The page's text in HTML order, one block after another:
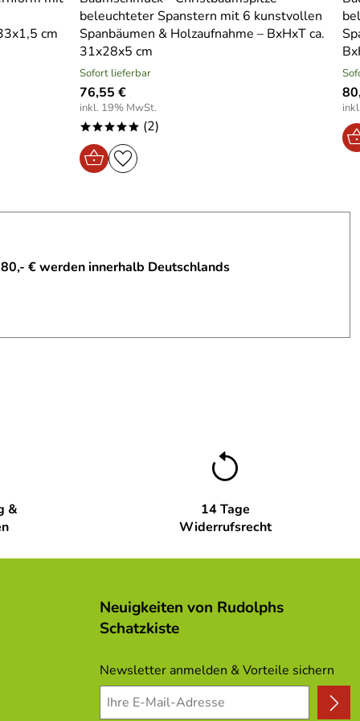
cm
beleuchteter Spanstern mit 6 kunstvollen
Spanbäumen & Holzaufnahme – BxHxT ca.
31x28x5 cm
Sofort lieferbar
76,55 €
inkl. 19% MwSt.
***** (2)
€ werden innerhalb Deutschlands
&
14 Tage
Widerrufsrecht
Neuigkeiten von Rudolphs
Schatzkiste
Newsletter anmelden & Vorteile sichern